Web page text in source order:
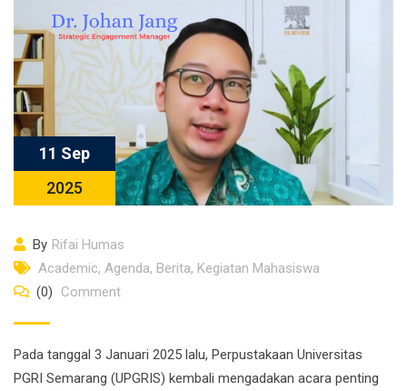
11 Sep
2025
By Rifai Humas
Academic, Agenda, Berita, Kegiatan Mahasiswa
(0)
Comment
Pada tanggal 3 Januari 2025 lalu, Perpustakaan Universitas
PGRI Semarang (UPGRIS) kembali mengadakan acara penting